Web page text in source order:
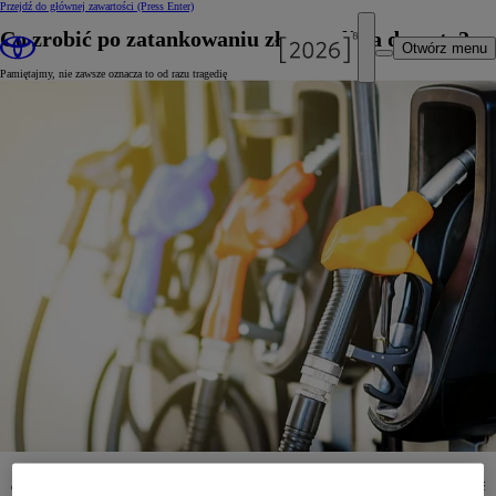
Przejdź do głównej zawartości (Press Enter)
Otwórz menu
Co zrobić po zatankowaniu złego paliwa do auta?
Pamiętajmy, nie zawsze oznacza to od razu tragedię
odwrotnie. I co dalej? Pamiętajmy, nie zawsze oznacza to od razu tragedię. Podpowiadamy, co robić